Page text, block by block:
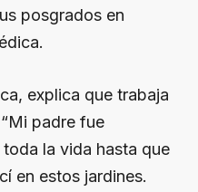
posgrados en
explica que trabaja
padre fue
la vida hasta que
en estos jardines.